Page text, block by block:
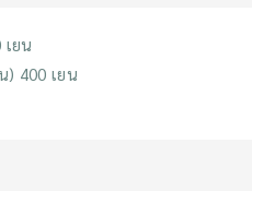
ยน
) 400 เยน